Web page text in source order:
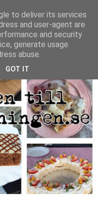
to deliver its services
and user-agent are
and security
generate usage
abuse.
GOT IT